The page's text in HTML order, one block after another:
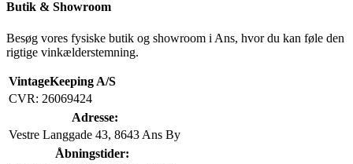
Butik & Showroom
Besøg vores fysiske butik og showroom i Ans, hvor du kan føle den
rigtige vinkælderstemning.
VintageKeeping A/S
CVR: 26069424
Adresse:
Vestre Langgade 43, 8643 Ans By
Åbningstider: